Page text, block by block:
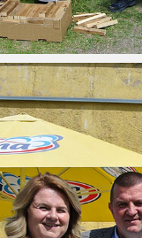
– Seniori v Kolkárničke pri
v Podbrezovej